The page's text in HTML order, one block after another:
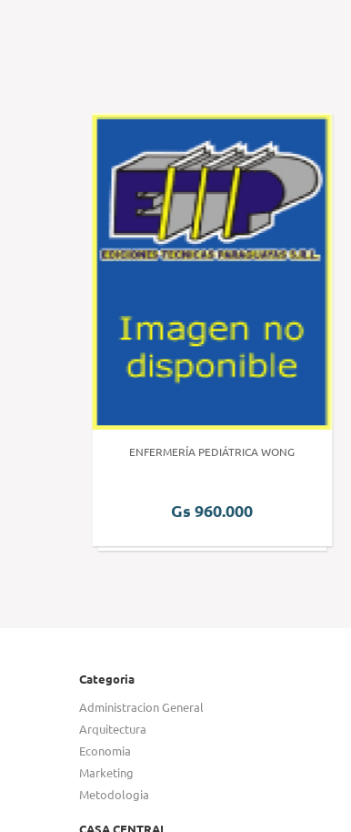
ENFERMERÍA PEDIÁTRICA WONG
Gs 960.000
Categoria
Administracion General
Arquitectura
Economia
Marketing
Metodologia
CASA CENTRAL